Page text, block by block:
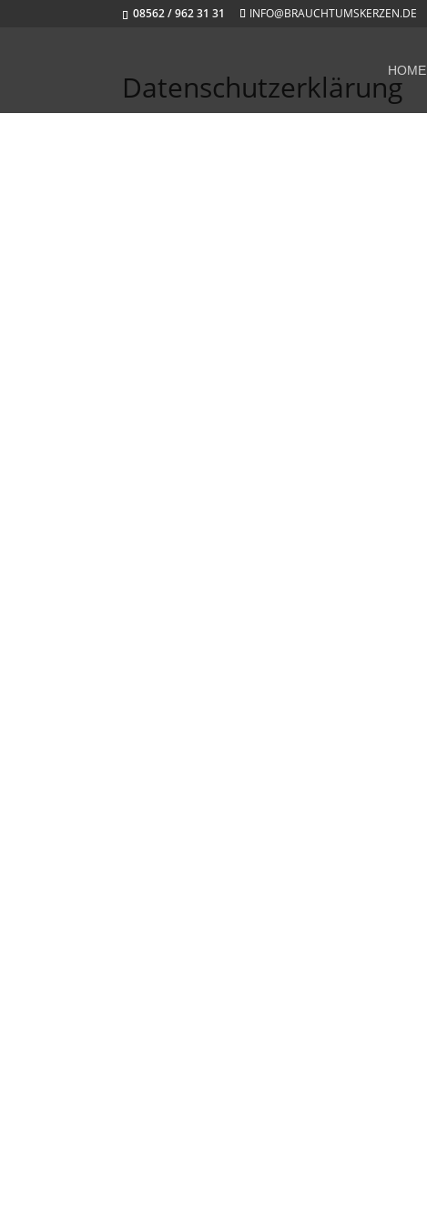
08562 / 962 31 31 INFO@BRAUCHTUMSKERZEN.DE
HOME
Datenschutzerklärung